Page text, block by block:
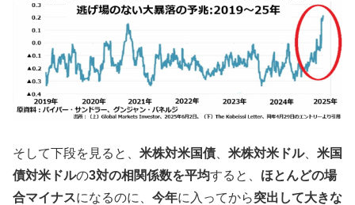
そして下段を見ると、 米株対米国債 米株対米ドル、 米国
債対米ドルの3対の相関係数を平均すると、 ほとんどの場
合マイナスになるのに、 今年に入ってから突出して大きな